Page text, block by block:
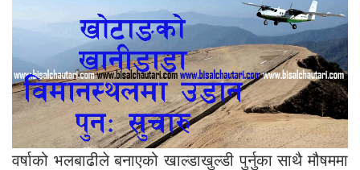
वर्षाको भलबाढीले बनाएको खाल्डाखुल्डी पुर्नुका साथै मौषममा